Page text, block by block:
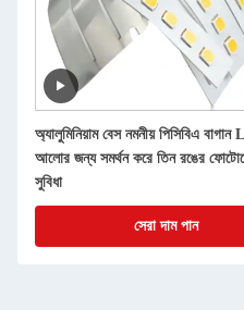
অ্যালুমিনিয়াম বেস নমনীয় পিসিবিএ বাগান
আলোর জন্য সমর্থন করে তিন রঙের
সুবিধা
সেরা দাম পান